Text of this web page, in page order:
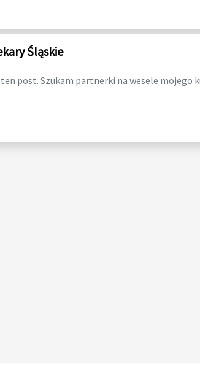
Śląskie
post. Szukam partnerki na wesele mojego